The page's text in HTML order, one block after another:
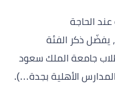
عند الحاجة
يفضّل ذكر الفئة
جامعة الملك سعود
الأهلية بجدة…).